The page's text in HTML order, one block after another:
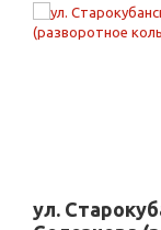
ул.